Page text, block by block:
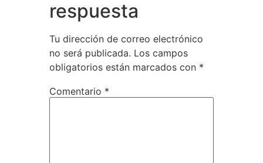
respuesta
Tu dirección de correo electrónico
no será publicada. Los campos
obligatorios están marcados con *
Comentario *